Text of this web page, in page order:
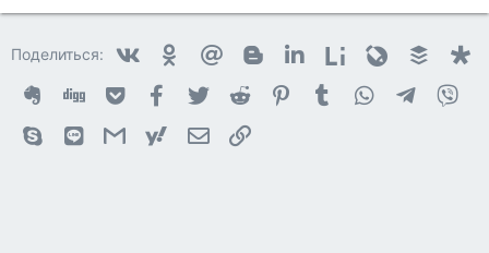
Поделиться: VkontakteOdnoklassniki
Mail.ru Blogger LinkedinLiveinternet
Livejournal
Buffer
EvernoteDigg GetpocketFacebook
Twitter Reddit PinterestTumblr WhatsAppTelegram
Skype Line GmailyahoomailЭлектронная почта